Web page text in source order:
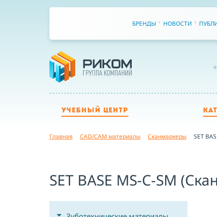
БРЕНДЫ НОВОСТИ
УЧЕБНЫЙ ЦЕНТР
Главная CAD/CAM материалы Сканмаркеры SET
SET BASE MS-C-SM